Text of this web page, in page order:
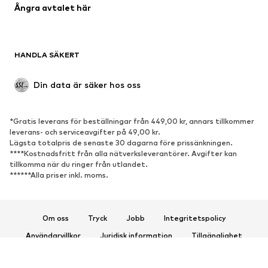
Badkläder
Tillfällen
Upcycling
Populärt
Sneakers
Stövletter
Pumps & högklackade skor
Stövlar
Sandaler
Pantoletter
Inneskor
Exklusiv
Ångra avtalet här
HANDLA SÄKERT
Din data är säker hos oss
*Gratis leverans för beställningar från 449,00 kr, annars tillkommer
leverans- och serviceavgifter på 49,00 kr.
Lägsta totalpris de senaste 30 dagarna före prissänkningen.
****Kostnadsfritt från alla nätverksleverantörer. Avgifter kan
tillkomma när du ringer från utlandet.
******Alla priser inkl. moms.
Om oss Tryck Jobb
Integritetspolicy
Användarvillkor
Juridisk information
Tillgänglighet